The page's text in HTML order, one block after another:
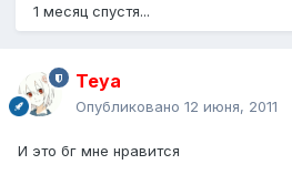
1 месяц спустя...
Teya
Опубликовано 12 июня, 2011
И это бг мне нравится